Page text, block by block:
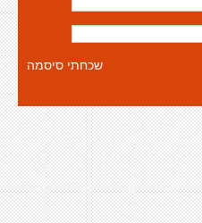
שכחתי סיסמה